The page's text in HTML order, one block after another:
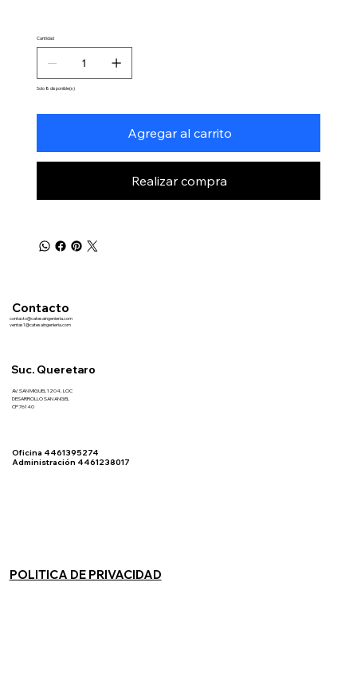
Cantidad
Solo 8 disponible(s)
Agregar al carrito
Realizar compra
contacto@catesaingenieria.com
ventas1@catesaingenieria.com
POLITICA DE PRIVACIDAD
Contacto
Oficina 4461395274
Administración 4461238017
Suc. Queretaro
AV. SAN MIGUEL 1204, LOC
DESARROLLO SAN ANGEL
CP 76140